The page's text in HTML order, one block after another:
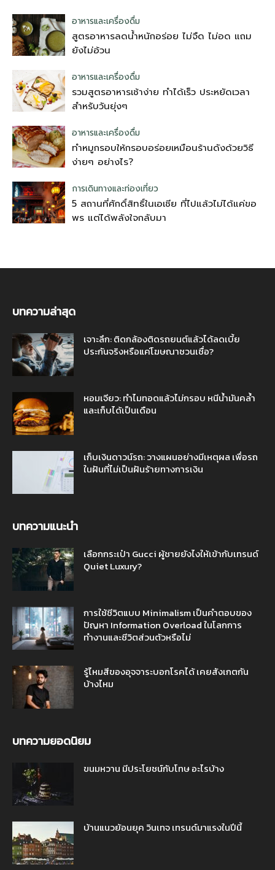
อาหารและเครื่องดื่ม
สูตรอาหารลดน้ำหนักอร่อย ไม่จืด ไม่อด แถม
ยังไม่อ้วน
อาหารและเครื่องดื่ม
รวมสูตรอาหารเช้าง่าย ทำได้เร็ว ประหยัดเวลา
สำหรับวันยุ่งๆ
อาหารและเครื่องดื่ม
ทำหมูกรอบให้กรอบอร่อยเหมือนร้านดังด้วยวิธี
ง่ายๆ อย่างไร?
การเดินทางและท่องเที่ยว
5 สถานที่ศักดิ์สิทธิ์ในเอเชีย ที่ไปแล้วไม่ได้แค่ขอ
พร แต่ได้พลังใจกลับมา
บทความล่าสุด
เจาะลึก: ติดกล้องติดรถยนต์แล้วได้ลดเบี้ย
ประกันจริงหรือแค่โฆษณาชวนเชื่อ?
หอมเจียว: ทำไมทอดแล้วไม่กรอบ หนีน้ำมันคล้ำ
และเก็บได้เป็นเดือน
เก็บเงินดาวน์รถ: วางแผนอย่างมีเหตุผล เพื่อรถ
ในฝันที่ไม่เป็นฝันร้ายทางการเงิน
บทความแนะนำ
เลือกกระเป๋า Gucci ผู้ชายยังไงให้เข้ากับเทรนด์
Quiet Luxury?
การใช้ชีวิตแบบ Minimalism เป็นคำตอบของ
ปัญหา Information Overload ในโลกการ
ทำงานและชีวิตส่วนตัวหรือไม่
รู้ไหมสีของอุจจาระบอกโรคได้ เคยสังเกตกัน
บ้างไหม
บทความยอดนิยม
ขนมหวาน มีประโยชน์กับโทษ อะไรบ้าง
บ้านแนวย้อนยุค วินเทจ เทรนด์มาแรงในปีนี้